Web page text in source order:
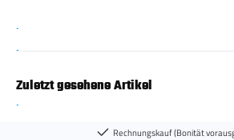
Zuletzt gesehene Artikel
Rechnungskauf (Bonität